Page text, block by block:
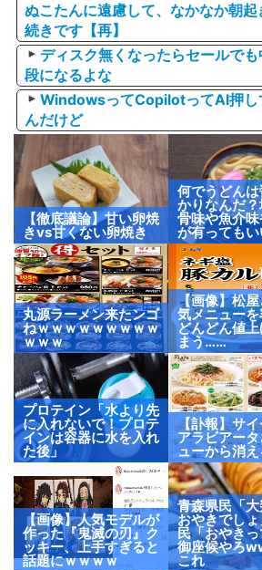
ぬこたんに遠慮して、なかなか朝起
続きです【再】
ディスク無くなったらセールで
段になるよな
WindowsってCopilotってAI押し
んだけど
【徹底議論】甘い卵焼
きvs甘くない卵焼き
何でうどん
かりなんだ
骨味や魚介
が有っても
丸源ラーメン来たンゴ
ねｗｗｗｗｗｗｗｗｗ
ｗｗｗ
【画像】松
気メニューを
どんどん値
まう……
プロテイン「水より先
に入れないで！プロテ
インは容器に水を入れ
た後」
【訃報】サ
アラビアー
ューから消
【画像】人気モデルが
作った『鬼滅の刃』ク
ッキー、上手すぎると
話題にｗｗｗｗ
青森県民「
おやきでし
民「おやき
御座候やろ
これ